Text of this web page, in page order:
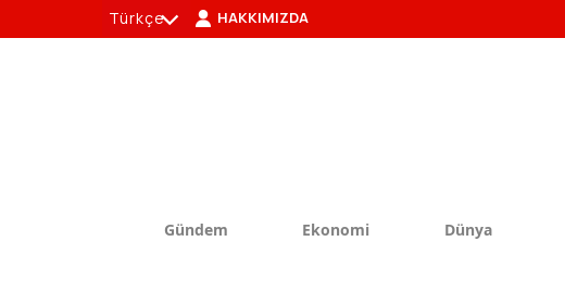
Gündem Ekonomi Dünya
Türkçe
HAKKIMIZDA